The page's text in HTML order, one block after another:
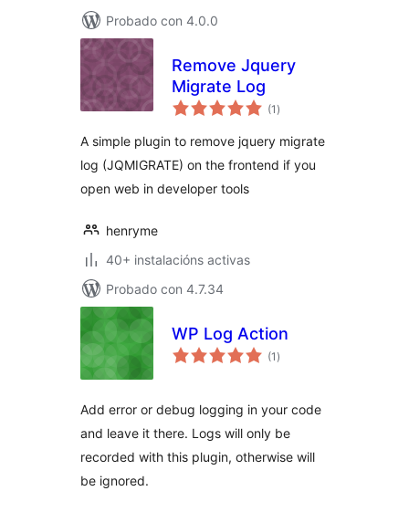
Probado con 4.0.0
Remove Jquery
Migrate Log
(1 valoracións
totais
)
A simple plugin to remove jquery migrate
log (JQMIGRATE) on the frontend if you
open web in developer tools
henryme
40+ instalacións activas
Probado con 4.7.34
WP Log Action
(1 valoracións
totais
)
Add error or debug logging in your code
and leave it there. Logs will only be
recorded with this plugin, otherwise will
be ignored.